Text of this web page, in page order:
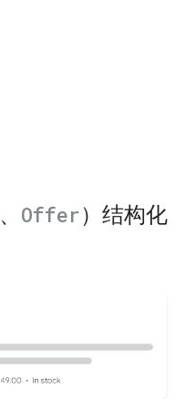
、 Offer）结构化